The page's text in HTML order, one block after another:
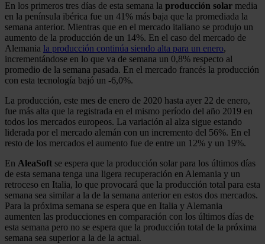
En los primeros tres días de esta semana la producción solar media
en la península ibérica fue un 41% más baja que la promediada la
semana anterior. Mientras que en el mercado italiano se produjo un
aumento de la producción de un 14%. En el caso del mercado de
Alemania la producción continúa siendo alta para un enero,
incrementándose en lo que va de semana un 0,8% respecto al
promedio de la semana pasada. En el mercado francés la producción
con esta tecnología bajó un ‑6,0%.
La producción, este mes de enero de 2020 hasta ayer 22 de enero,
fue más alta que la registrada en el mismo período del año 2019 en
todos los mercados europeos. La variación al alza sigue estando
liderada por el mercado alemán con un incremento del 56%. En el
resto de los mercados el aumento fue de entre un 12% y un 19%.
En AleaSoft se espera que la producción solar para los últimos días
de esta semana tenga una ligera recuperación en Alemania y un
retroceso en Italia, lo que provocará que la producción total para esta
semana sea similar a la de la semana anterior en estos dos mercados.
Para la próxima semana se espera que en Italia y Alemania
aumenten las producciones en comparación con los últimos días de
esta semana pero no se espera que la producción total de la próxima
semana sea superior a la de la actual.